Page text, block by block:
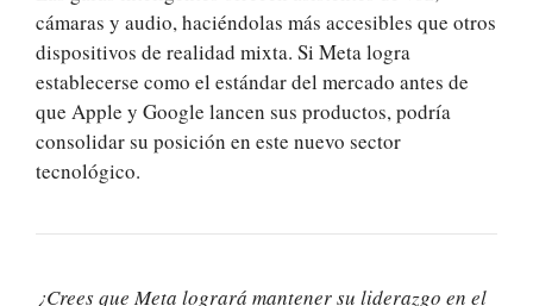
cámaras y audio, haciéndolas más accesibles que otros
dispositivos de realidad mixta. Si Meta logra
establecerse como el estándar del mercado antes de
que Apple y Google lancen sus productos, podría
consolidar su posición en este nuevo sector
tecnológico.
¿Crees que Meta logrará mantener su liderazgo en el